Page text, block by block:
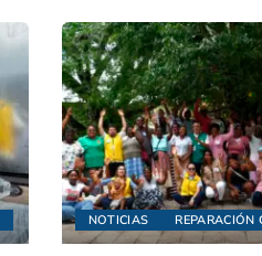
NOTICIAS REPARACIÓN